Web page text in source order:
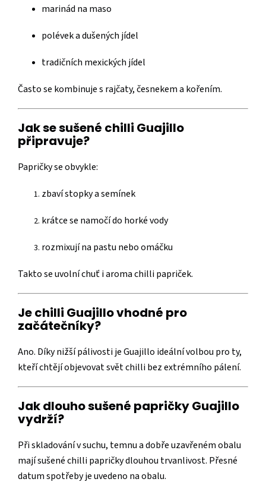
marinád na maso
polévek a dušených jídel
tradičních mexických jídel
Často se kombinuje s rajčaty, česnekem a kořením.
Jak se sušené chilli Guajillo
připravuje?
Papričky se obvykle:
zbaví stopky a semínek
krátce se namočí do horké vody
rozmixují na pastu nebo omáčku
Takto se uvolní chuť i aroma chilli papriček.
Je chilli Guajillo vhodné pro
začátečníky?
Ano. Díky nižší pálivosti je Guajillo ideální volbou pro ty,
kteří chtějí objevovat svět chilli bez extrémního pálení.
Jak dlouho sušené papričky Guajillo
vydrží?
Při skladování v suchu, temnu a dobře uzavřeném obalu
mají sušené chilli papričky dlouhou trvanlivost. Přesné
datum spotřeby je uvedeno na obalu.